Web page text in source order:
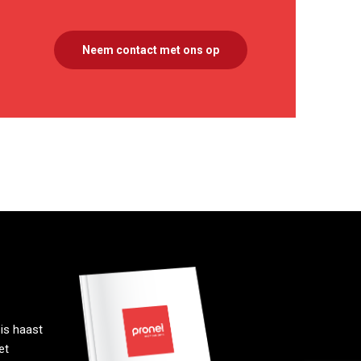
Neem contact met ons op
haast